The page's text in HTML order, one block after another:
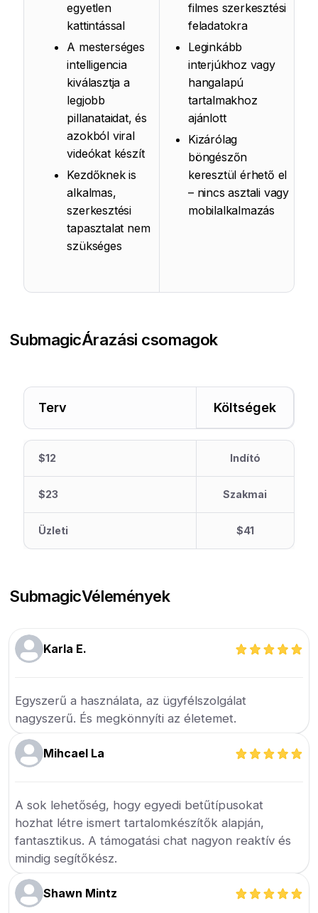
egyetlen
kattintással
A mesterséges
intelligencia
kiválasztja a
legjobb
pillanataidat, és
azokból viral
videókat készít
Kezdőknek is
alkalmas,
szerkesztési
tapasztalat nem
szükséges
filmes szerkesztési
feladatokra
Leginkább
interjúkhoz vagy
hangalapú
tartalmakhoz
ajánlott
Kizárólag
böngészőn
keresztül érhető el
– nincs asztali vagy
mobilalkalmazás
SubmagicÁrazási csomagok
Terv Költségek
$12 Indító
$23 Szakmai
Üzleti $41
SubmagicVélemények
Karla E.
Egyszerű a használata, az ügyfélszolgálat
nagyszerű. És megkönnyíti az életemet.
Mihcael La
A sok lehetőség, hogy egyedi betűtípusokat
hozhat létre ismert tartalomkészítők alapján,
fantasztikus. A támogatási chat nagyon reaktív és
mindig segítőkész.
Shawn Mintz